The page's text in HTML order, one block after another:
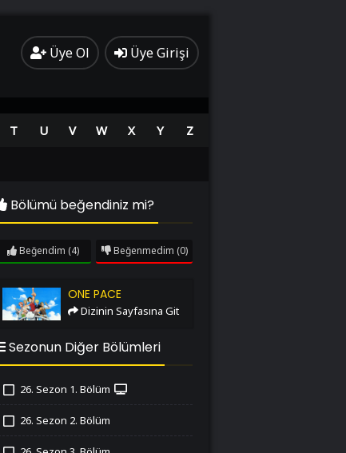
Üye Ol Üye Girişi
T U V W X Y Z
Bölümü beğendiniz mi?
Beğendim (4) Beğenmedim (0)
One Pace ONE PACE
Dizinin Sayfasına Git
Sezonun Diğer Bölümleri
26. Sezon 1. Bölüm
26. Sezon 2. Bölüm